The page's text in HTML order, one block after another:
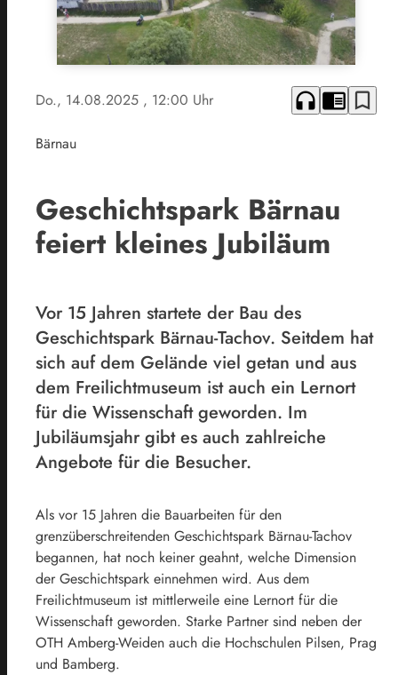
Do., 14.08.2025 , 12:00 Uhr headphones chrome_reader_mode bookmark_border
Bärnau
Geschichtspark Bärnau
feiert kleines Jubiläum
Vor 15 Jahren startete der Bau des
Geschichtspark Bärnau-Tachov. Seitdem hat
sich auf dem Gelände viel getan und aus
dem Freilichtmuseum ist auch ein Lernort
für die Wissenschaft geworden. Im
Jubiläumsjahr gibt es auch zahlreiche
Angebote für die Besucher.
Als vor 15 Jahren die Bauarbeiten für den
grenzüberschreitenden Geschichtspark Bärnau-Tachov
begannen, hat noch keiner geahnt, welche Dimension
der Geschichtspark einnehmen wird. Aus dem
Freilichtmuseum ist mittlerweile eine Lernort für die
Wissenschaft geworden. Starke Partner sind neben der
OTH Amberg-Weiden auch die Hochschulen Pilsen, Prag
und Bamberg.